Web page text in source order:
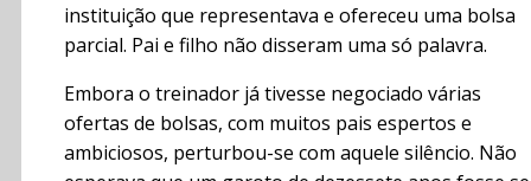
instituição que representava e ofereceu uma bolsa
parcial. Pai e filho não disseram uma só palavra.
Embora o treinador já tivesse negociado várias
ofertas de bolsas, com muitos pais espertos e
ambiciosos, perturbou-se com aquele silêncio. Não